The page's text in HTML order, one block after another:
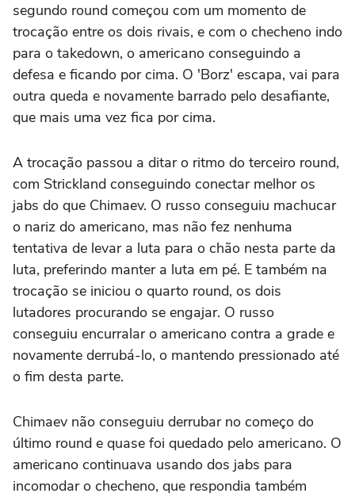
segundo round começou com um momento de
trocação entre os dois rivais, e com o checheno indo
para o takedown, o americano conseguindo a
defesa e ficando por cima. O 'Borz' escapa, vai para
outra queda e novamente barrado pelo desafiante,
que mais uma vez fica por cima.
A trocação passou a ditar o ritmo do terceiro round,
com Strickland conseguindo conectar melhor os
jabs do que Chimaev. O russo conseguiu machucar
o nariz do americano, mas não fez nenhuma
tentativa de levar a luta para o chão nesta parte da
luta, preferindo manter a luta em pé. E também na
trocação se iniciou o quarto round, os dois
lutadores procurando se engajar. O russo
conseguiu encurralar o americano contra a grade e
novamente derrubá-lo, o mantendo pressionado até
o fim desta parte.
Chimaev não conseguiu derrubar no começo do
último round e quase foi quedado pelo americano. O
americano continuava usando dos jabs para
incomodar o checheno, que respondia também